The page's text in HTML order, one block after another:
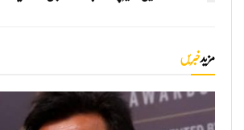
مزیدخبریں